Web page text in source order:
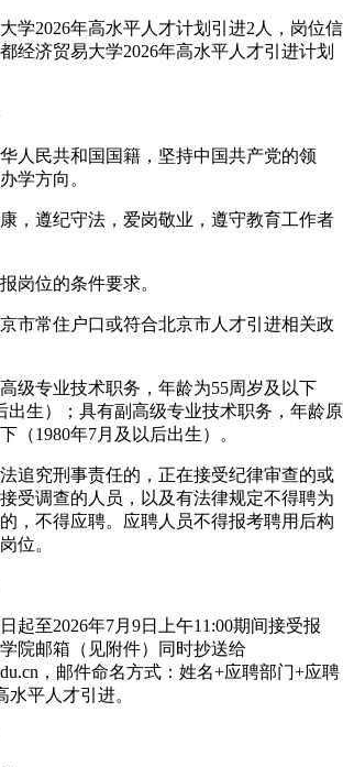
2026年高水平人才计划引进2人，岗位信
经济贸易大学2026年高水平人才引进计划
民共和国国籍，坚持中国共产党的领
学方向。
遵纪守法，爱岗敬业，遵守教育工作者
位的条件要求。
常住户口或符合北京市人才引进相关政
专业技术职务，年龄为55周岁及以下
出生）；具有副高级专业技术职务，年龄原
（1980年7月及以后出生）。
究刑事责任的，正在接受纪律审查的或
受调查的人员，以及有法律规定不得聘为
，不得应聘。应聘人员不得报考聘用后构
位。
至2026年7月9日上午11:00期间接受报
院邮箱（见附件）同时抄送给
，邮件命名方式：姓名+应聘部门+应聘
水平人才引进。